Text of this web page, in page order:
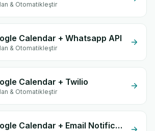
& Otomatikleştir
Calendar + Whatsapp API
& Otomatikleştir
Calendar + Twilio
& Otomatikleştir
Google Calendar + Email Notifications by eGrow